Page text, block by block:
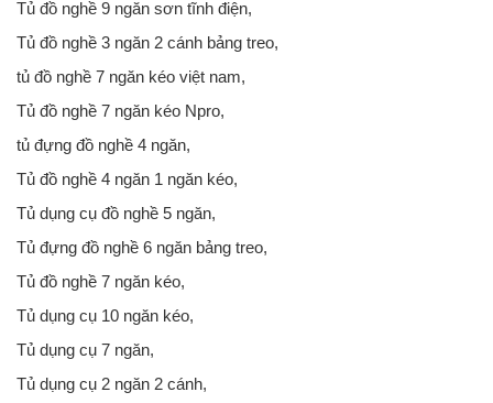
Tủ đồ nghề 9 ngăn sơn tĩnh điện,
Tủ đồ nghề 3 ngăn 2 cánh bảng treo,
tủ đồ nghề 7 ngăn kéo việt nam,
Tủ đồ nghề 7 ngăn kéo Npro,
tủ đựng đồ nghề 4 ngăn,
Tủ đồ nghề 4 ngăn 1 ngăn kéo,
Tủ dụng cụ đồ nghề 5 ngăn,
Tủ đựng đồ nghề 6 ngăn bảng treo,
Tủ đồ nghề 7 ngăn kéo,
Tủ dụng cụ 10 ngăn kéo,
Tủ dụng cụ 7 ngăn,
Tủ dụng cụ 2 ngăn 2 cánh,